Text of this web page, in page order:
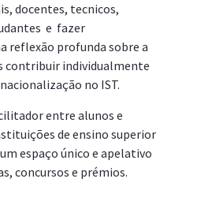
docentes, tecnicos,
e fazer
reflexão profunda sobre a
contribuir individualmente
no IST.
entre alunos e
de ensino superior
espaço único e apelativo
concursos e prémios.